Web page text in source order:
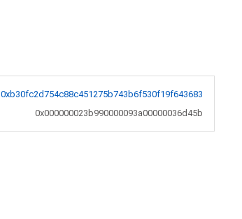
0xb30fc2d754c88c451275b743b6f530f19f643683
0x000000023b990000093a00000036d45b